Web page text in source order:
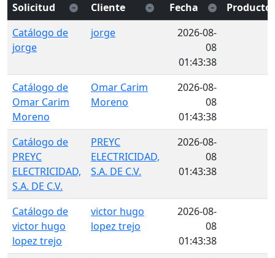
Solicitud Cliente Fecha
Catálogo de
jorge
jorge
2026-08-
08
01:43:38
Catálogo de
Omar Carim
Moreno
Omar Carim
Moreno
2026-08-
08
01:43:38
Catálogo de
PREYC
ELECTRICIDAD,
S.A. DE C.V.
PREYC
ELECTRICIDAD,
S.A. DE C.V.
2026-08-
08
01:43:38
Catálogo de
victor hugo
lopez trejo
victor hugo
lopez trejo
2026-08-
08
01:43:38